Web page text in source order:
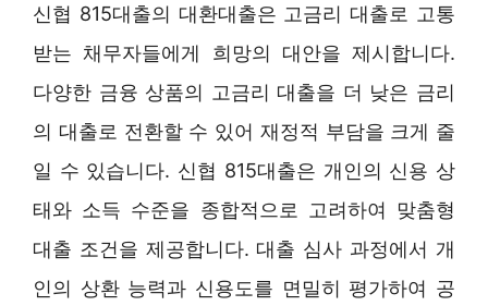
신협 815대출의 대환대출은 고금리 대출로 고통
받는 채무자들에게 희망의 대안을 제시합니다.
다양한 금융 상품의 고금리 대출을 더 낮은 금리
의 대출로 전환할 수 있어 재정적 부담을 크게 줄
일 수 있습니다. 신협 815대출은 개인의 신용 상
태와 소득 수준을 종합적으로 고려하여 맞춤형
대출 조건을 제공합니다. 대출 심사 과정에서 개
인의 상환 능력과 신용도를 면밀히 평가하여 공